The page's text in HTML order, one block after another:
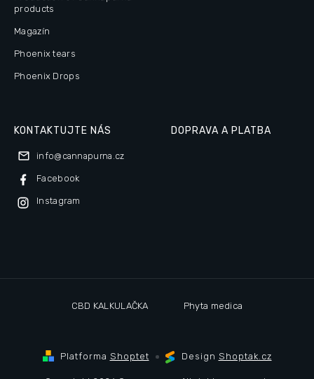
products
Magazín
Phoenix tears
Phoenix Drops
KONTAKTUJTE NÁS
info@ cannapurna.cz
Facebook
Instagram
DOPRAVA A PLATBA
CBD KALKULAČKA Phyta medica
Platforma Shoptet Design Shoptak.cz